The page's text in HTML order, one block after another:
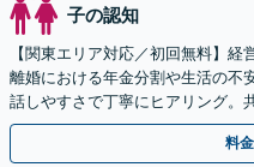
子の認知
【関東エリア対応／初回無料】
離婚における年金分割や生活の不
話しやすさで丁寧にヒアリング。
将来を見据えた最適な解決策をご
料